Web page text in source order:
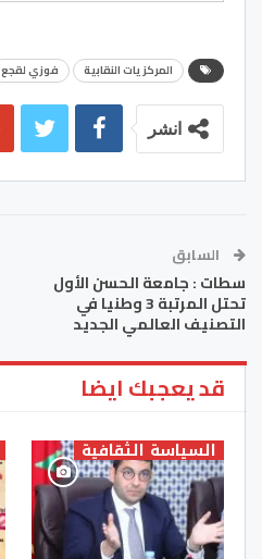
المركزيات النقابية فوزي لقجع
انشر
السابق
سطات : جامعة الحسن الأول
تحتل المرتبة 3 وطنيا في
التصنيف العالمي الجديد
قد يعجبك ايضا
السياسة الثقافية